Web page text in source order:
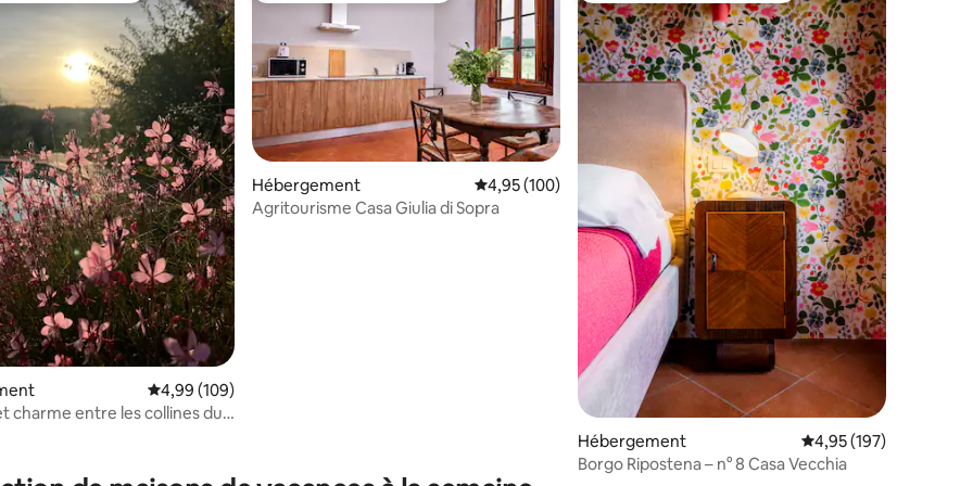
base de 119 commentaires : 4,98 sur 5
Évaluation moyenne sur la base de 109 commentaires : 4,99 sur 5
4,99 (109)
charme entre les collines du
Hébergement Évaluation moyenne sur la base de 100 commentaires : 4,95 sur 5
4,95 (100)
Agritourisme Casa Giulia di Sopra
Hébergement Évaluation moyenne
4,95 (197)
Borgo Ripostena – n° 8 Casa Vecchia